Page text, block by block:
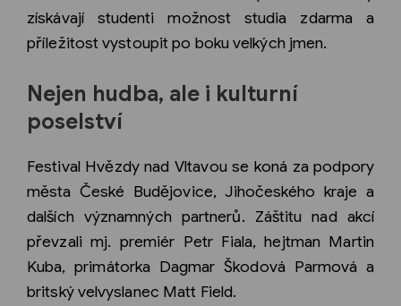
získávají studenti možnost studia zdarma a
příležitost vystoupit po boku velkých jmen.
Nejen hudba, ale i kulturní
poselství
Festival Hvězdy nad Vltavou se koná za podpory
města České Budějovice, Jihočeského kraje a
dalších významných partnerů. Záštitu nad akcí
převzali mj. premiér Petr Fiala, hejtman Martin
Kuba, primátorka Dagmar Škodová Parmová a
britský velvyslanec Matt Field.